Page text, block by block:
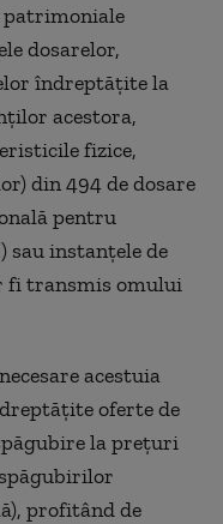
dosarelor,
îndreptăţite la
acestora,
fizice,
din 494 de dosare
pentru
sau instanţele de
fi transmis omului
acestuia
oferte de
la preţuri
profitând de